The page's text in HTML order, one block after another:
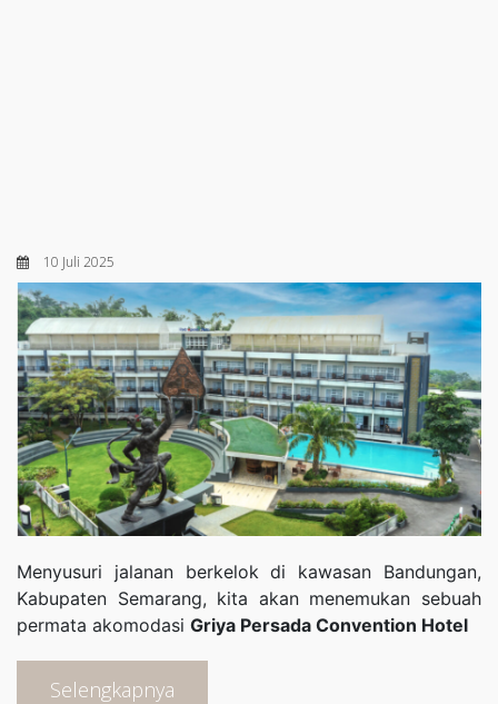
10 Juli 2025
Menyusuri jalanan berkelok di kawasan Bandungan,
Kabupaten Semarang, kita akan menemukan sebuah
permata akomodasi Griya Persada Convention Hotel
Selengkapnya